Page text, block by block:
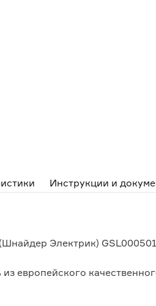
Инструкции и
Электрик)
из европейского